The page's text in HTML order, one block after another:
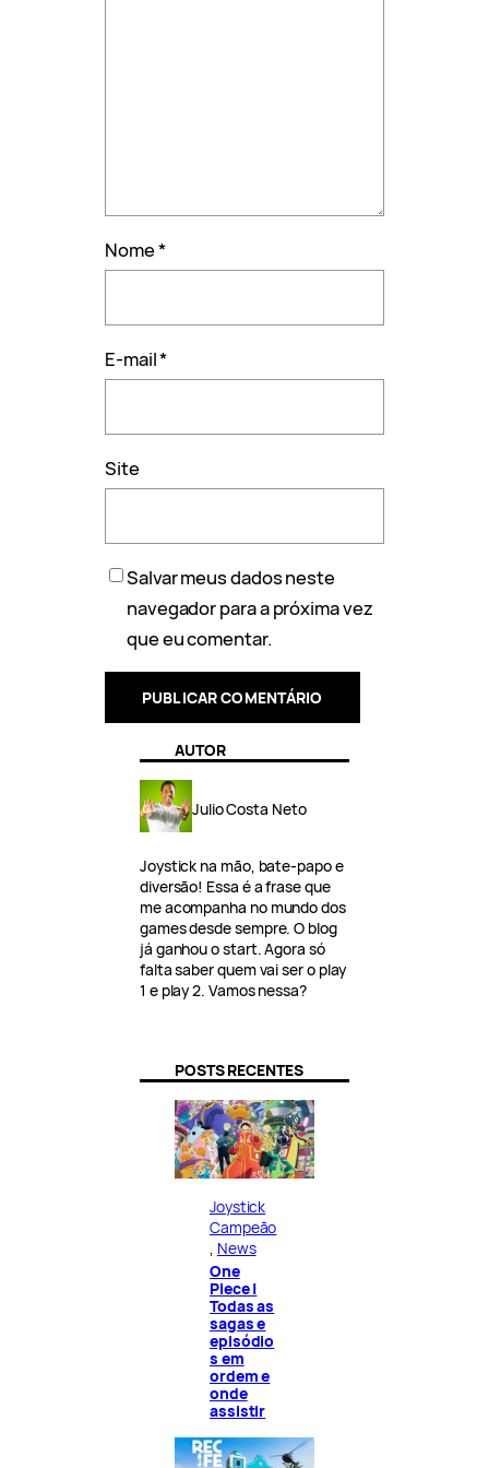
Nome*
E-mail*
Site
Salvar meus dados neste
navegador para a próxima vez
que eu comentar.
AUTOR
Julio Costa Neto
Joystick na mão, bate-papo e
diversão! Essa é a frase que
me acompanha no mundo dos
games desde sempre. O blog
já ganhou o start. Agora só
falta saber quem vai ser o play
1 e play 2. Vamos nessa?
POSTS RECENTES
Joystick
Campeão
, News
One
Piece |
Todas as
sagas e
episódio
s em
ordem e
onde
assistir